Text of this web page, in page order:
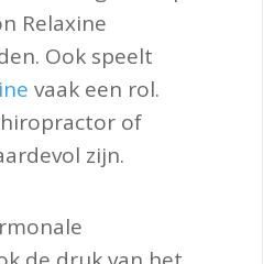
Relaxine
Ook speelt
vaak een rol.
of
zijn.